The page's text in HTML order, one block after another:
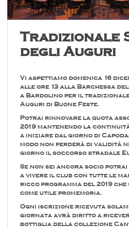
Tradizionale
degli Auguri
Vi aspettiamo domenica 16
alle ore 13 alla Barchessa
a Bardolino per il tradizionale
Auguri di Buone Feste.
Potrai rinnovare la quota
2019 mantenendo la
a iniziare dal giorno di
modo non perderà di validità
giorno il soccorso stradale
Se non sei ancora socio
a vivere il club con tutte le
ricco programma del 2019
come utile promemoria.
Ogni iscrizione ricevuta
giornata avrà diritto a
bottiglia della collezione